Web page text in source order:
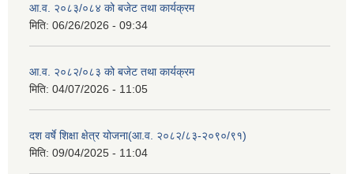
आ.व. २०८३/०८४ को बजेट तथा कार्यक्रम
मिति: 06/26/2026 - 09:34
आ.व. २०८२/०८३ को बजेट तथा कार्यक्रम
मिति: 04/07/2026 - 11:05
दश वर्षे शिक्षा क्षेत्र योजना(आ.व. २०८२/८३-२०९०/९१)
मिति: 09/04/2025 - 11:04